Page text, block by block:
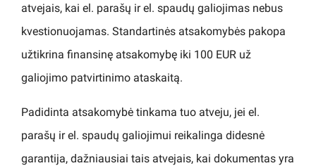
atvejais, kai el. parašų ir el. spaudų galiojimas nebus
kvestionuojamas. Standartinės atsakomybės pakopa
užtikrina finansinę atsakomybę iki 100 EUR už
galiojimo patvirtinimo ataskaitą.
Padidinta atsakomybė tinkama tuo atveju, jei el.
parašų ir el. spaudų galiojimui reikalinga didesnė
garantija, dažniausiai tais atvejais, kai dokumentas yra